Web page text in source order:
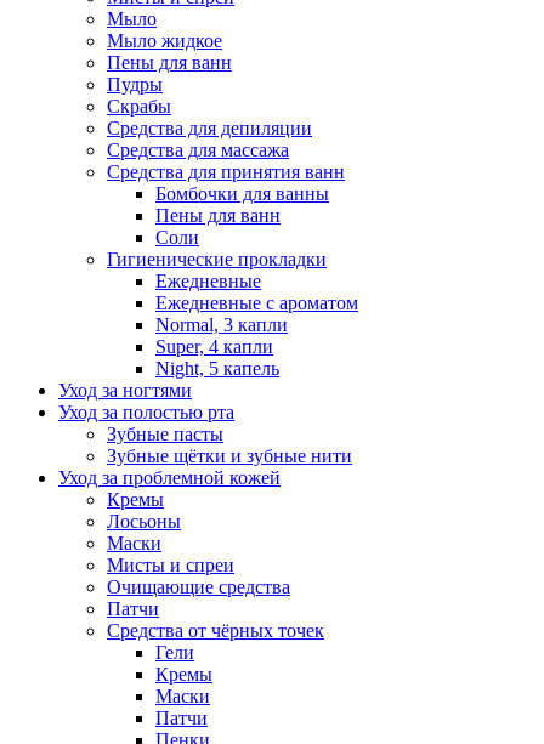
Мыло
Мыло жидкое
Пены для ванн
Пудры
Скрабы
Средства для депиляции
Средства для массажа
Средства для принятия ванн
Бомбочки для ванны
Пены для ванн
Соли
Гигиенические прокладки
Ежедневные
Ежедневные с ароматом
Normal, 3 капли
Super, 4 капли
Night, 5 капель
Уход за ногтями
Уход за полостью рта
Зубные пасты
Зубные щётки и зубные нити
Уход за проблемной кожей
Кремы
Лосьоны
Маски
Мисты и спреи
Очищающие средства
Патчи
Средства от чёрных точек
Гели
Кремы
Маски
Патчи